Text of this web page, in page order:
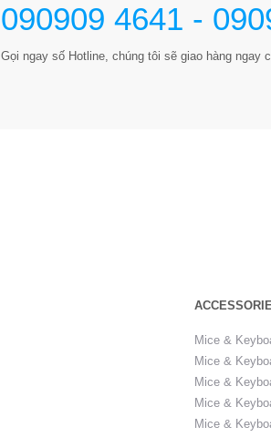
090909 4641 -
Gọi ngay số Hotline, chúng tôi sẽ giao hàng ngay
Mice &
Mice &
Mice &
Mice &
Mice &